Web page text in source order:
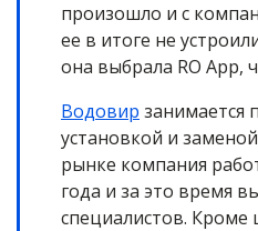
произошло и с
ее в итоге не
она выбрала RO App,
Водовир занимается
установкой и
рынке компания
года и за это время
специалистов. Кроме